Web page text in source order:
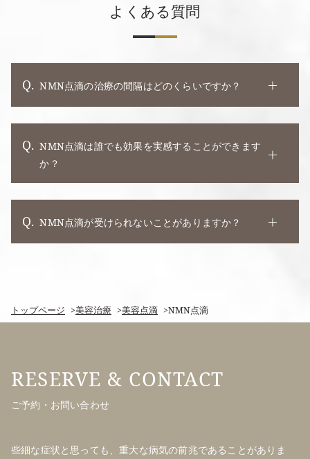
よくある質問
NMN点滴の治療の間隔はどのくらいですか？
NMN点滴は誰でも効果を実感することができます
か？
NMN点滴が受けられないことがありますか？
トップページ 美容治療 美容点滴 NMN点滴
ご予約・お問い合わせ
些細な症状と思っても、重大な病気の前兆であることがありま